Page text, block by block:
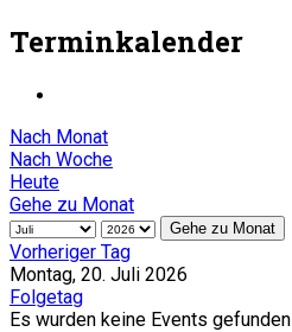
Terminkalender
Nach Monat
Nach Woche
Heute
Gehe zu Monat
Gehe zu Monat
Vorheriger Tag
Montag, 20. Juli 2026
Folgetag
Es wurden keine Events gefunden